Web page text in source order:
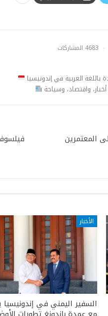
4683 المشاركات
باللغة العربية في إندونيسيا
واقتصاد، وسياحة
المعتمرين
الأخبار
السفير اليمني في إندونيسيا